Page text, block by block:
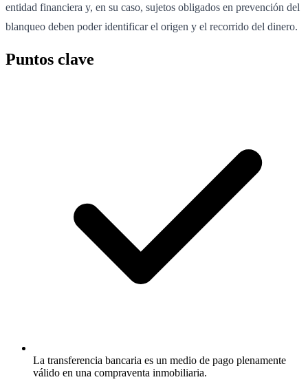
entidad financiera y, en su caso, sujetos obligados en prevención del
blanqueo deben poder identificar el origen y el recorrido del dinero.
Puntos clave
La transferencia bancaria es un medio de pago plenamente
válido en una compraventa inmobiliaria.